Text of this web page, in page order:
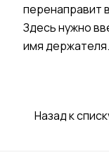
перенаправит
Здесь нужно
имя держателя.
Назад к